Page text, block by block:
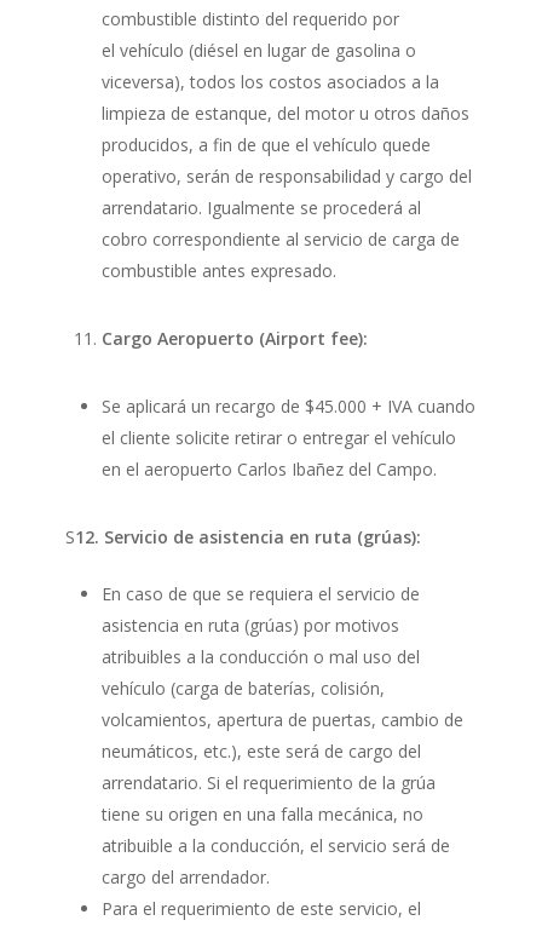
combustible distinto del requerido por
el vehículo (diésel en lugar de gasolina o
viceversa), todos los costos asociados a la
limpieza de estanque, del motor u otros daños
producidos, a fin de que el vehículo quede
operativo, serán de responsabilidad y cargo del
arrendatario. Igualmente se procederá al
cobro correspondiente al servicio de carga de
combustible antes expresado.
Cargo Aeropuerto (Airport fee):
Se aplicará un recargo de $45.000 + IVA cuando
el cliente solicite retirar o entregar el vehículo
en el aeropuerto Carlos Ibañez del Campo.
S12. Servicio de asistencia en ruta (grúas):
En caso de que se requiera el servicio de
asistencia en ruta (grúas) por motivos
atribuibles a la conducción o mal uso del
vehículo (carga de baterías, colisión,
volcamientos, apertura de puertas, cambio de
neumáticos, etc.), este será de cargo del
arrendatario. Si el requerimiento de la grúa
tiene su origen en una falla mecánica, no
atribuible a la conducción, el servicio será de
cargo del arrendador.
Para el requerimiento de este servicio, el